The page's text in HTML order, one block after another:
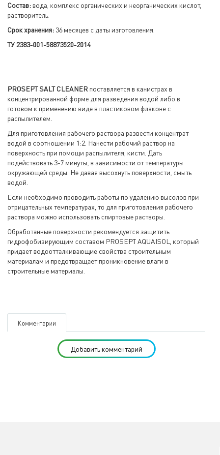
Состав: вода, комплекс органических и неорганических кислот,
растворитель.
Срок хранения: 36 месяцев с даты изготовления.
ТУ 2383-001-58873520-2014
PROSEPT SALT CLEANER поставляется в канистрах в
концентрированной форме для разведения водой либо в
готовом к применению виде в пластиковом флаконе с
распылителем.
Для приготовления рабочего раствора развести концентрат
водой в соотношении 1:2. Нанести рабочий раствор на
поверхность при помощи распылителя, кисти. Дать
подействовать 3-7 минуты, в зависимости от температуры
окружающей среды. Не давая высохнуть поверхности, смыть
водой.
Если необходимо проводить работы по удалению высолов при
отрицательных температурах, то для приготовления рабочего
раствора можно использовать спиртовые растворы.
Обработанные поверхности рекомендуется защитить
гидрофобизирующим составом PROSEPT AQUAISOL, который
придает водоотталкивающие свойства строительным
материалам и предотвращает проникновение влаги в
строительные материалы.
Комментарии
Добавить комментарий